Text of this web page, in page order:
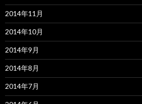
2014年11月
2014年10月
2014年9月
2014年8月
2014年7月